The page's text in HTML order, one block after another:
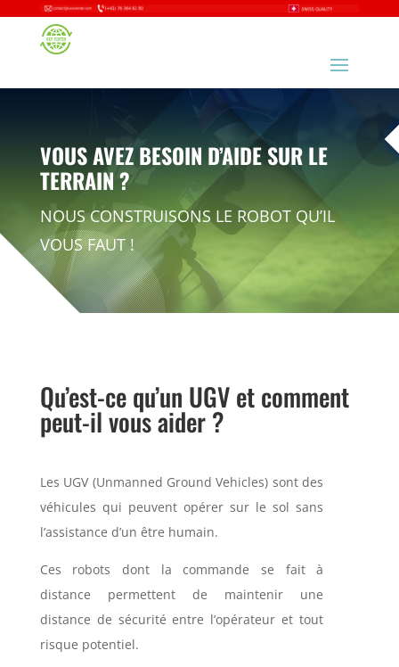
VOUS AVEZ BESOIN D’AIDE SUR LE
TERRAIN ?
NOUS CONSTRUISONS LE ROBOT QU’IL
VOUS FAUT !
Qu’est-ce qu’un UGV et comment
peut-il vous aider?
Les UGV (Unmanned Ground Vehicles) sont des
véhicules qui peuvent opérer sur lesol sans
l’assistance d’un être humain.
Ces robots dont la commande se fait à
distance permettent de maintenir une
distance de sécurité entre l’opérateur et tout
risque potentiel.